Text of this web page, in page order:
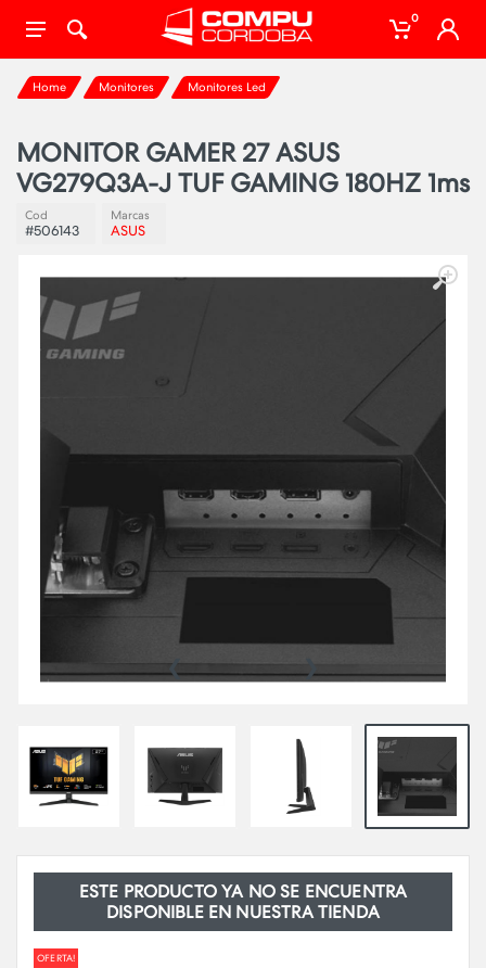
0
Home Monitores Monitores Led
MONITOR GAMER 27 ASUS
VG279Q3A-J TUF GAMING 180HZ 1ms
Cod
#506143
Marcas
ASUS
‹ ›
ESTE PRODUCTO YA NO SE ENCUENTRA
DISPONIBLE EN NUESTRA TIENDA
OFERTA!